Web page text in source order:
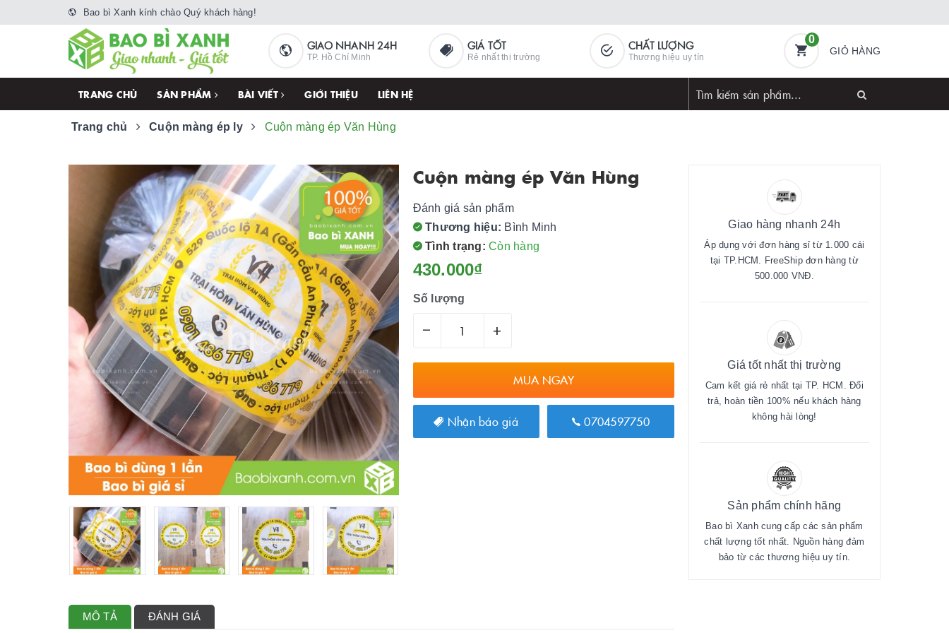
Bao bì Xanh kính chào Quý khách hàng!
GIAO NHANH 24H
TP. Hồ Chí Minh
GIÁ TỐT
Rẻ nhất thị trường
CHẤT LƯỢNG
Thương hiệu uy tín
0
GIỎ HÀNG
TRANG CHỦ SẢN PHẨM BÀI VIẾT GIỚI THIỆU LIÊN HỆ
Trang chủ Cuộn màng ép ly Cuộn màng ép Văn Hùng
Cuộn màng ép Văn Hùng
Đánh giá sản phẩm
Thương hiệu: Bình Minh
Tình trạng: Còn hàng
430.000₫
Số lượng
– +
MUA NGAY
Nhận báo giá 0704597750
Giao hàng nhanh 24h
Áp dụng với đơn hàng sỉ từ 1.000 cái
tại TP.HCM. FreeShip đơn hàng từ
500.000 VNĐ.
Giá tốt nhất thị trường
Cam kết giá rẻ nhất tại TP. HCM. Đổi
trả, hoàn tiền 100% nếu khách hàng
không hài lòng!
Sản phẩm chính hãng
Bao bì Xanh cung cấp các sản phẩm
chất lượng tốt nhất. Nguồn hàng đảm
bảo từ các thương hiệu uy tín.
MÔ TẢ ĐÁNH GIÁ